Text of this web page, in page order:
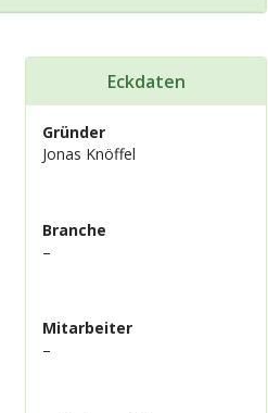
Eckdaten
Gründer
Jonas Knöffel
Branche
–
Mitarbeiter
–